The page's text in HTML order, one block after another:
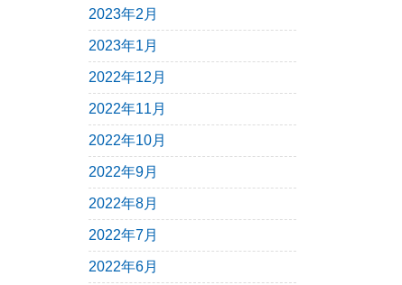
2023年2月
2023年1月
2022年12月
2022年11月
2022年10月
2022年9月
2022年8月
2022年7月
2022年6月